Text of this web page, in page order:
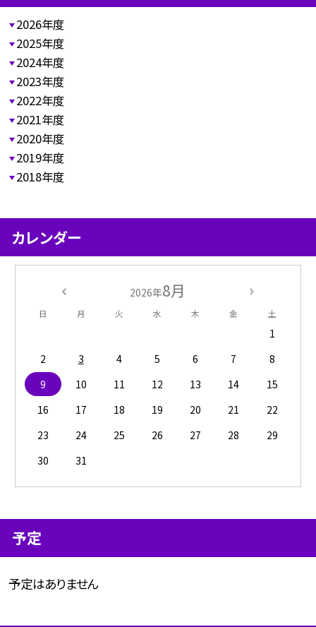
2026年度
2025年度
2024年度
2023年度
2022年度
2021年度
2020年度
2019年度
2018年度
カレンダー
2026年8月
日 月 火 水 木 金 土
1
2
3 4 5 6 7
8
9
10 11 12 13 14
15
16
17 18 19 20 21
22
23
24 25 26 27 28
29
30
31
予定
予定はありません